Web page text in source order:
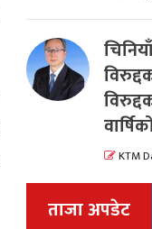
KTM
ताजा अपडेट